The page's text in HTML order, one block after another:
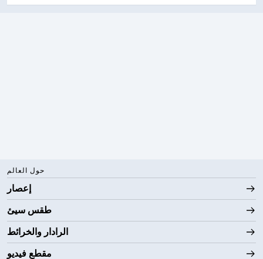
حول العالم
إعصار
طقس سيئ
الرادار والخرائط
مقطع فيديو